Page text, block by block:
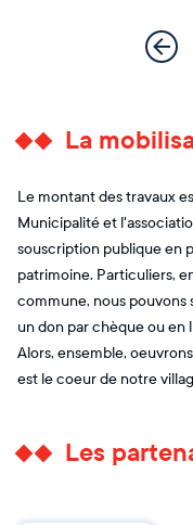
La
Le montant des travaux
Municipalité et
souscription publique en
patrimoine. Particuliers,
commune, nous pouvons
un don par chèque ou en
Alors, ensemble,
est le coeur de notre
Les